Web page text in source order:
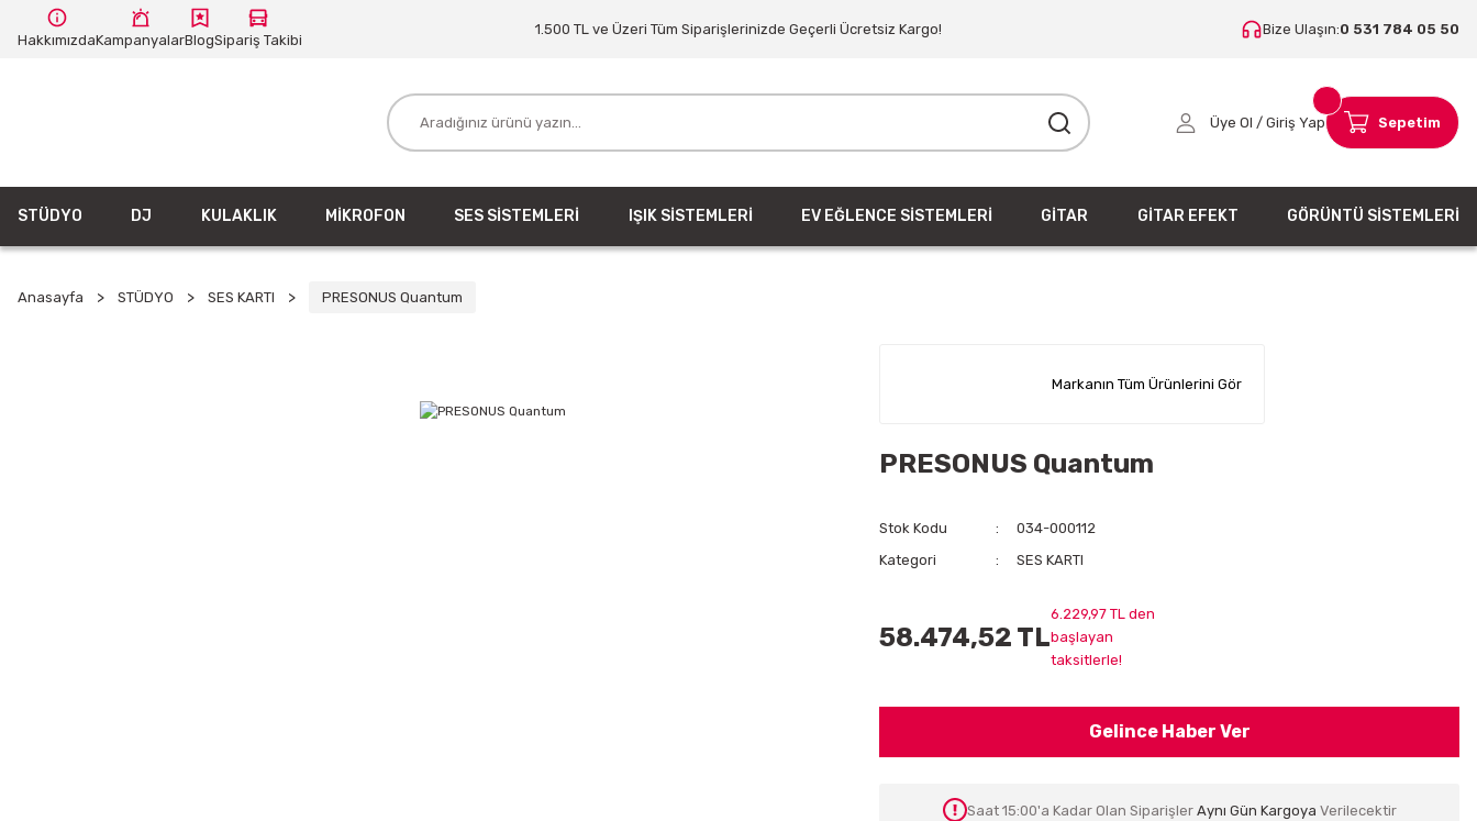
HakkımızdaKampanyalarBlogSipariş Takibi
1.500 TL ve Üzeri Tüm Siparişlerinizde Geçerli Ücretsiz Kargo! Bize Ulaşın:0 531 784 05 50
Üye Ol / Giriş Yap Sepetim
STÜDYO DJ KULAKLIK MİKROFON SES SİSTEMLERİ IŞIK SİSTEMLERİ EV EĞLENCE SİSTEMLERİ GİTAR GİTAR EFEKT GÖRÜNTÜ SİSTEMLERİ
Anasayfa STÜDYO SES KARTI PRESONUS Quantum
Markanın Tüm Ürünlerini Gör
PRESONUS Quantum
Stok Kodu
034-000112
Kategori
SES KARTI
58.474,52 TL
6.229,97 TL den
başlayan
taksitlerle!
Gelince Haber Ver
Saat 15:00'a Kadar Olan Siparişler Aynı Gün Kargoya Verilecektir